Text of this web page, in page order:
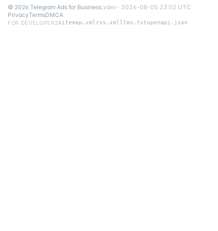
© 2026 Telegram Ads for Business.vdev · 2026-08-05 23:02 UTC
PrivacyTermsDMCA
FOR DEVELOPERSsitemap.xml rss.xml llms.txtopenapi.json